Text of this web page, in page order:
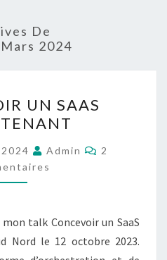
De
Mars 2024
UN
SAAS
MULTITENANT
UN SAAS
Admin
2
talk Concevoir un SaaS
Nord le 12 octobre 2023.